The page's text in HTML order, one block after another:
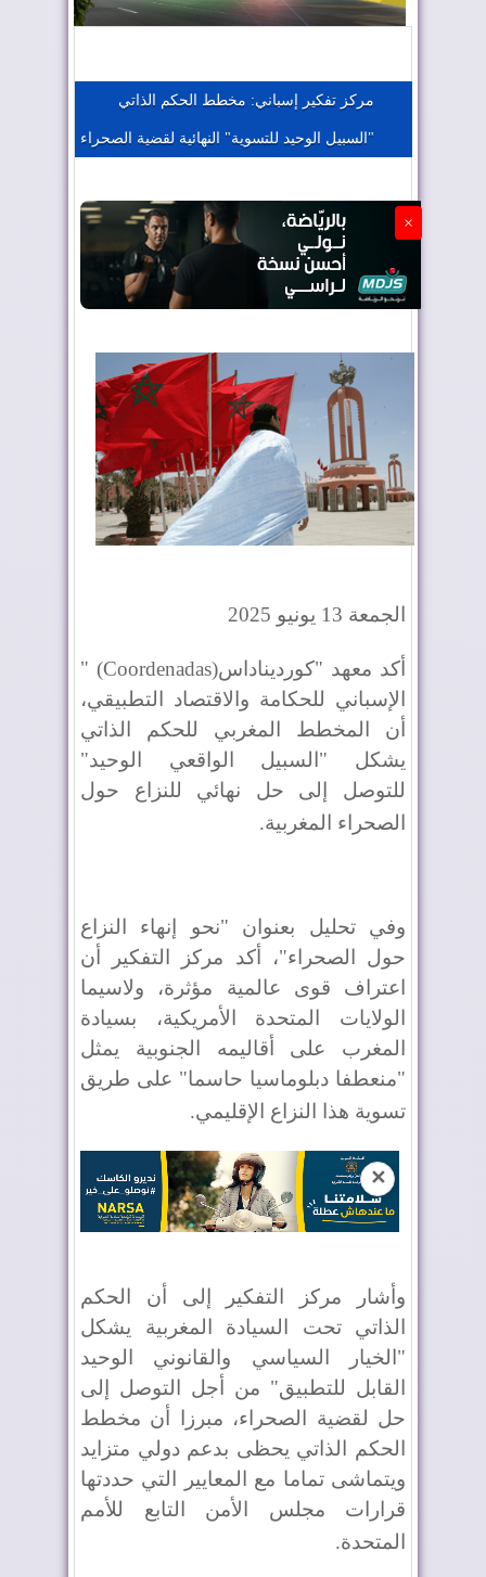
الجزائر تستسلم لفرنسا
مركز تفكير إسباني: مخطط الحكم الذاتي
"السبيل الوحيد للتسوية" النهائية لقضية الصحراء
×
الجمعة 13 يونيو 2025
أكد معهد "كورديناداس" (Coordenadas)
الإسباني للحكامة والاقتصاد التطبيقي،
أن المخطط المغربي للحكم الذاتي
يشكل "السبيل الواقعي الوحيد"
للتوصل إلى حل نهائي للنزاع حول
الصحراء المغربية.
وفي تحليل بعنوان "نحو إنهاء النزاع
حول الصحراء"، أكد مركز التفكير أن
اعتراف قوى عالمية مؤثرة، ولاسيما
الولايات المتحدة الأمريكية، بسيادة
المغرب على أقاليمه الجنوبية يمثل
"منعطفا دبلوماسيا حاسما" على طريق
تسوية هذا النزاع الإقليمي.
✕
وأشار مركز التفكير إلى أن الحكم
الذاتي تحت السيادة المغربية يشكل
"الخيار السياسي والقانوني الوحيد
القابل للتطبيق" من أجل التوصل إلى
حل لقضية الصحراء، مبرزا أن مخطط
الحكم الذاتي يحظى بدعم دولي متزايد
ويتماشى تماما مع المعايير التي حددتها
قرارات مجلس الأمن التابع للأمم
المتحدة.